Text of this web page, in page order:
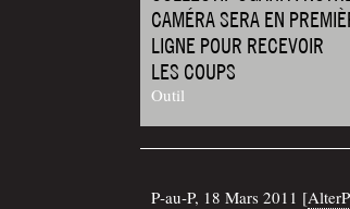
CAMÉRA SERA EN
LIGNE POUR RECEVOIR
LES COUPS
Outil
P‑au‑P, 18 Mars 2011 [